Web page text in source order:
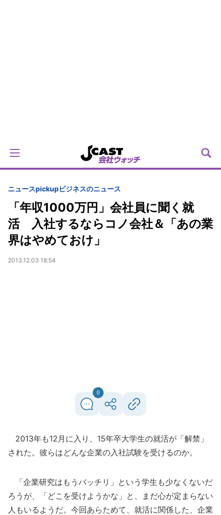
ニュースpickupビジネスのニュース
「年収1000万円」会社員に聞く就
活 入社するならコノ会社＆「あの業
界はやめておけ」
2013.12.03 18:54
0
2013年も12月に入り、15年卒大学生の就活が「解禁」
された。彼らはどんな企業の入社試験を受けるのか。
「企業研究はもうバッチリ」という学生も少なくないだ
ろうが、「どこを受けようかな」と、まだ心が定まらない
人もいるようだ。今回あらためて、就活に関係した、企業